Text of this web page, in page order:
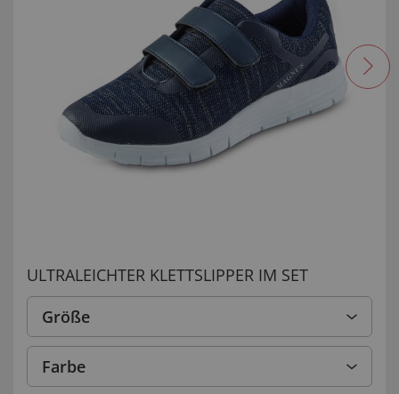
ULTRALEICHTER KLETTSLIPPER IM SET
Größe
Farbe